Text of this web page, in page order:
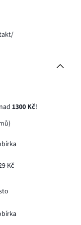
1300 Kč!
Kč